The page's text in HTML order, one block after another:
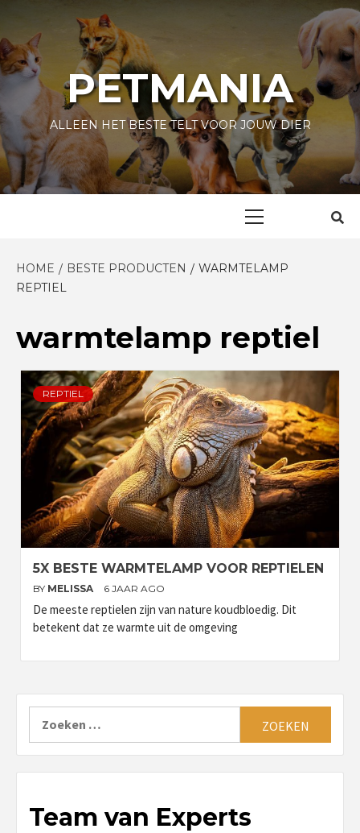
content
PETMANIA
ALLEEN HET BESTE TELT VOOR JOUW DIER
HOME BESTE PRODUCTEN
WARMTELAMP
REPTIEL
warmtelamp reptiel
REPTIEL
5X BESTE WARMTELAMP VOOR REPTIELEN
BY MELISSA 6 JAAR AGO
De meeste reptielen zijn van nature koudbloedig. Dit
betekent dat ze warmte uit de omgeving
Team van Experts